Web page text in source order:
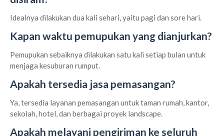
Idealnya dilakukan dua kali sehari, yaitu pagi dan sore hari.
Kapan waktu pemupukan yang dianjurkan?
Pemupukan sebaiknya dilakukan satu kali setiap bulan untuk
menjaga kesuburan rumput.
Apakah tersedia jasa pemasangan?
Ya, tersedia layanan pemasangan untuk taman rumah, kantor,
sekolah, hotel, dan berbagai proyek landscape.
Apakah melayani pengiriman ke seluruh